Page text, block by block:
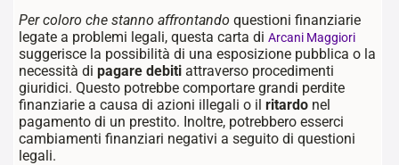
Per coloro che stanno affrontando questioni finanziarie
legate a problemi legali, questa carta di Arcani Maggiori
suggerisce la possibilità di una esposizione pubblica o la
necessità di pagare debiti attraverso procedimenti
giuridici. Questo potrebbe comportare grandi perdite
finanziarie a causa di azioni illegali o il ritardo nel
pagamento di un prestito. Inoltre, potrebbero esserci
cambiamenti finanziari negativi a seguito di questioni
legali.